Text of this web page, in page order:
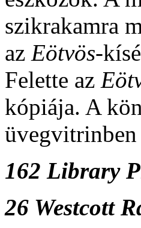
szikrakamra
az Eötvös-
Felette az
kópiája. A
üvegvitrinben
162 Library
26 Westcott